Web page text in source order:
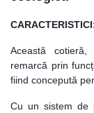
Această cotieră,
remarcă prin
fiind concepută
Cu un sistem de